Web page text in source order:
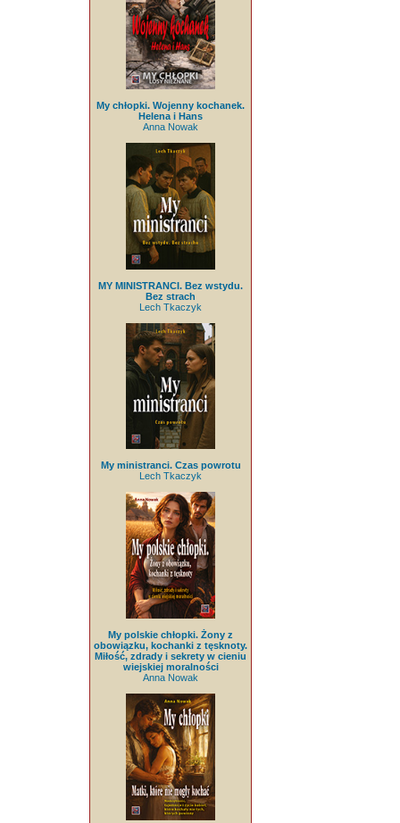
My chłopki. Wojenny kochanek.
Helena i Hans
Anna Nowak
MY MINISTRANCI. Bez wstydu.
Bez strach
Lech Tkaczyk
My ministranci. Czas powrotu
Lech Tkaczyk
My polskie chłopki. Żony z
obowiązku, kochanki z tęsknoty.
Miłość, zdrady i sekrety w cieniu
wiejskiej moralności
Anna Nowak